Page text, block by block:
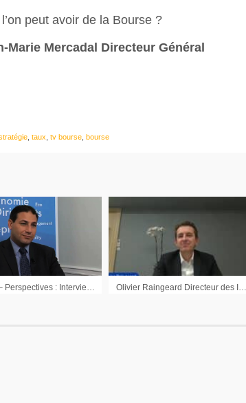
peut avoir de la Bourse ?
Marie Mercadal Directeur Général
taux tv bourse bourse
Olivier Raingeard Directeur des Investissements Neuflize OBC : « L’économie mondiale est en train de se fragmenter »